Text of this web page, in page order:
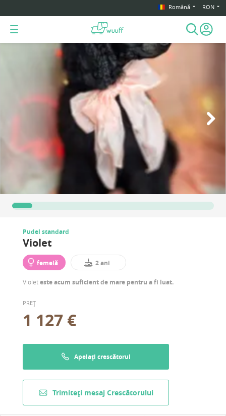
Română RON
Pudel standard
Violet
femelă 2 ani
Violeteste acum suficient de mare pentru a fi luat.
PREȚ
1 127 €
Apelați crescătorul
Trimiteți mesaj Crescătorului